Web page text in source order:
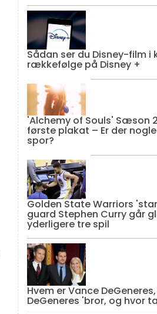
Sådan ser du Disney-film i
rækkefølge på Disney +
'Alchemy of Souls' Sæson
første plakat – Er der
spor?
Golden State Warriors
guard Stephen Curry går
yderligere tre spil
Hvem er Vance DeGeneres,
DeGeneres 'bror, og hvor